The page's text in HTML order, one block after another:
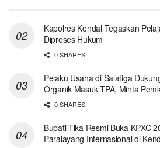
Kapolres Kendal Tegaskan
Diproses Hukum
0 SHARES
Pelaku Usaha di Salatiga
Organik Masuk TPA, Minta
0 SHARES
Bupati Tika Resmi Buka KPXC
Paralayang Internasional di